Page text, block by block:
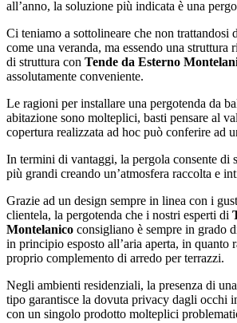
all’anno, la soluzione più indicata è una
Ci teniamo a sottolineare che non trattandosi
come una veranda, ma essendo una
di struttura con Tende da Esterno
assolutamente conveniente.
Le ragioni per installare una pergotenda da
abitazione sono molteplici, basti pensare al
copertura realizzata ad hoc può conferire ad
In termini di vantaggi, la pergola consente di
più grandi creando un’atmosfera raccolta e
Grazie ad un design sempre in linea con i
clientela, la pergotenda che i nostri esperti di
Montelanico consigliano è sempre in grado
in principio esposto all’aria aperta, in quanto
proprio complemento di arredo per terrazzi.
Negli ambienti residenziali, la presenza di
tipo garantisce la dovuta privacy dagli occhi
con un singolo prodotto molteplici